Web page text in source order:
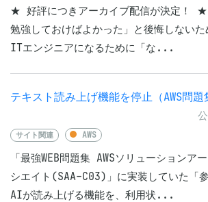
★ 好評につきアーカイブ配信が決定！
勉強しておけばよかった」と後悔しない
ITエンジニアになるために「な...
テキスト読み上げ機能を停止（AWS問題
サイト関連 AWS
「最強WEB問題集 AWSソリューション
シエイト(SAA-C03)」に実装していた「
AIが読み上げる機能を、利用状...